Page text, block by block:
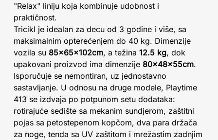
"Relax" liniju koja kombinuje udobnost i
praktičnost.
Tricikl je idealan za decu od 3 godine i više, sa
maksimalnim opterećenjem do 40 kg. Dimenzije
vozila su 85x65x102cm, a težina 12.5 kg, dok
upakovani proizvod ima dimenzije 80x48x55cm.
Isporučuje se nemontiran, uz jednostavno
sastavljanje. U odnosu na druge modele, Playtime
413 se izdvaja po potpunom setu dodataka:
rotirajuće sedište sa mekanim sundjerom, zaštitni
pojas sa petostepenom kopčom, dva para držača
za noge, tenda sa UV zaštitom i mrežastim zadnjim